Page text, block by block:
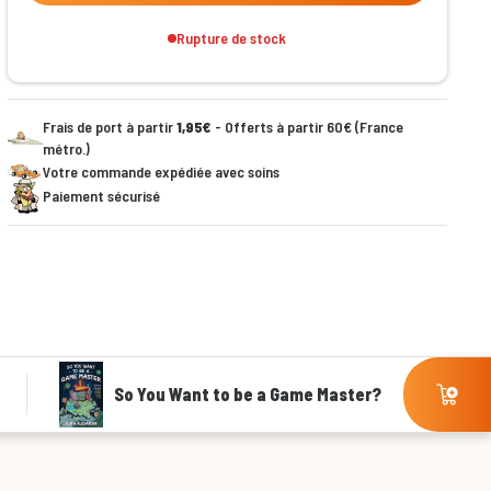
Rupture de stock
Frais de port à partir1,95€ - Offerts à partir 60€ (France
métro.)
Votre commande expédiée avec soins
Paiement sécurisé
So You Want to be a Game Master?